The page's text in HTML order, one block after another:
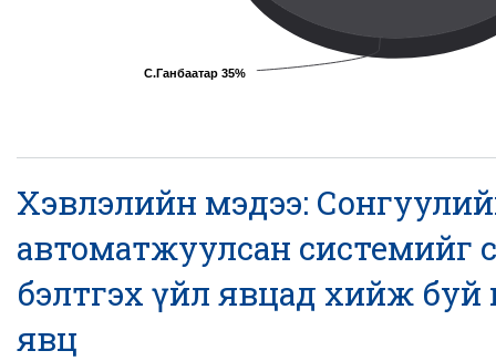
С.Ганбаатар 35%
Хэвлэлийн мэдээ:
автоматжуулсан системийг
бэлтгэх үйл явцад хийж
явц